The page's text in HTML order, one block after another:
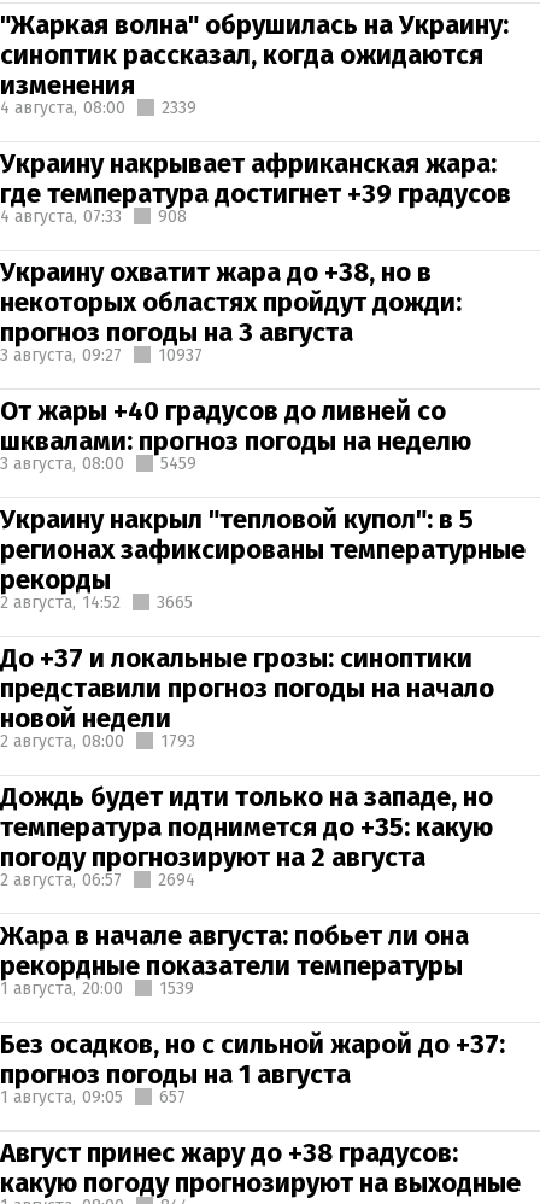
"Жаркая волна" обрушилась на Украину:
синоптик рассказал, когда ожидаются
изменения
4 августа, 08:00 2339
Украину накрывает африканская жара:
где температура достигнет +39 градусов
4 августа, 07:33 908
Украину охватит жара до +38, но в
некоторых областях пройдут дожди:
прогноз погоды на 3 августа
3 августа, 09:27 10937
От жары +40 градусов до ливней со
шквалами: прогноз погоды на неделю
3 августа, 08:00 5459
Украину накрыл "тепловой купол": в 5
регионах зафиксированы температурные
рекорды
2 августа, 14:52 3665
До +37 и локальные грозы: синоптики
представили прогноз погоды на начало
новой недели
2 августа, 08:00 1793
Дождь будет идти только на западе, но
температура поднимется до +35: какую
погоду прогнозируют на 2 августа
2 августа, 06:57 2694
Жара в начале августа: побьет ли она
рекордные показатели температуры
1 августа, 20:00 1539
Без осадков, но с сильной жарой до +37:
прогноз погоды на 1 августа
1 августа, 09:05 657
Август принес жару до +38 градусов:
какую погоду прогнозируют на выходные